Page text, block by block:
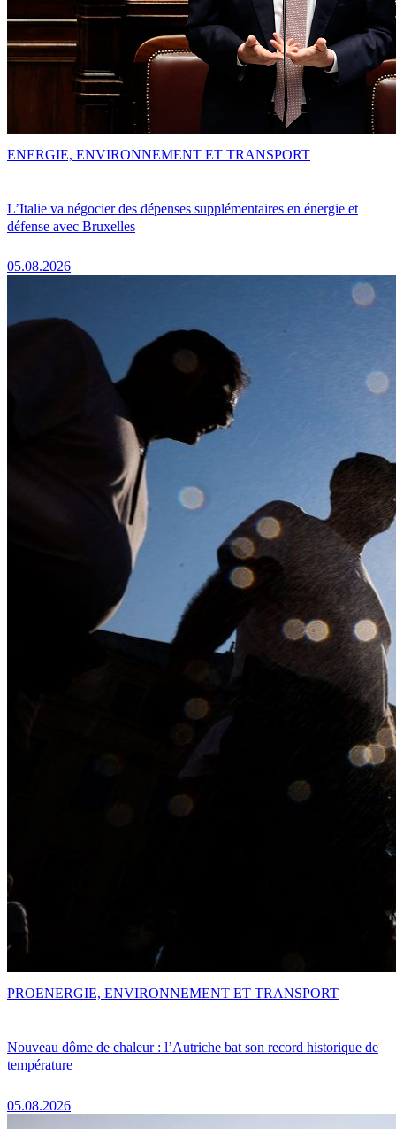
L’Italie va négocier des dépenses supplémentaires en énergie et
défense avec Bruxelles
05.08.2026
ENERGIE, ENVIRONNEMENT ET TRANSPORT
Nouveau dôme de chaleur : l’Autriche bat son record historique de
température
05.08.2026
PROENERGIE, ENVIRONNEMENT ET TRANSPORT